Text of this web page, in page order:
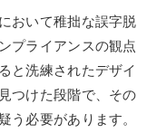
おいて稚拙な誤字脱
プライアンスの観点
と洗練されたデザイ
つけた段階で、その
う必要があります。